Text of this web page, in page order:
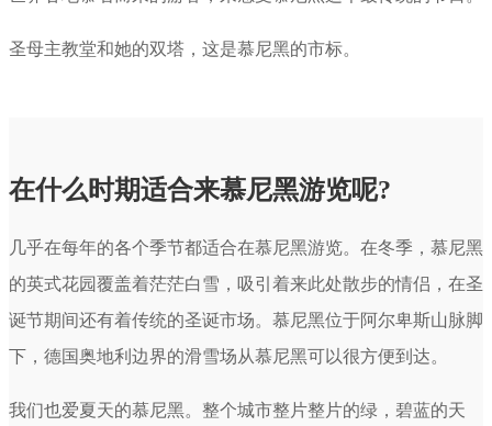
圣母主教堂和她的双塔，这是慕尼黑的市标。
在什么时期适合来慕尼黑游览呢?
几乎在每年的各个季节都适合在慕尼黑游览。在冬季，慕尼黑
的英式花园覆盖着茫茫白雪，吸引着来此处散步的情侣，在圣
诞节期间还有着传统的圣诞市场。慕尼黑位于阿尔卑斯山脉脚
下，德国奥地利边界的滑雪场从慕尼黑可以很方便到达。
我们也爱夏天的慕尼黑。整个城市整片整片的绿，碧蓝的天